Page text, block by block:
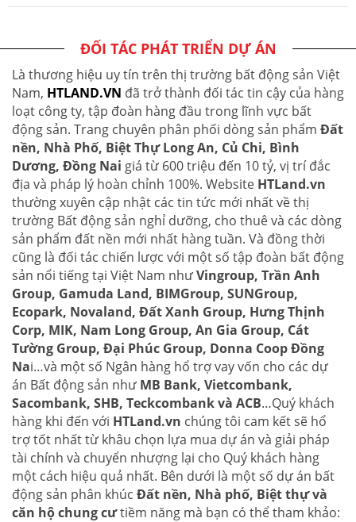
ĐỐI TÁC PHÁT TRIỂN DỰ ÁN
Là thương hiệu uy tín trên thị trường bất động sản Việt
Nam, HTLAND.VN đã trở thành đối tác tin cậy của hàng
loạt công ty, tập đoàn hàng đầu trong lĩnh vực bất
động sản. Trang chuyên phân phối dòng sản phẩm Đất
nền, Nhà Phố, Biệt Thự Long An, Củ Chi, Bình
Dương, Đồng Nai giá từ 600 triệu đến 10 tỷ, vị trí đắc
địa và pháp lý hoàn chỉnh 100%. Website HTLand.vn
thường xuyên cập nhật các tin tức mới nhất về thị
trường Bất động sản nghỉ dưỡng, cho thuê và các dòng
sản phẩm đất nền mới nhất hàng tuần. Và đồng thời
cũng là đối tác chiến lược với một số tập đoàn bất động
sản nổi tiếng tại Việt Nam nhưVingroup, Trần Anh
Group, Gamuda Land, BIMGroup, SUNGroup,
Ecopark, Novaland, Đất Xanh Group, Hưng Thịnh
Corp, MIK, Nam Long Group, An Gia Group, Cát
Tường Group, Đại Phúc Group, Donna Coop Đồng
Nai…và một số Ngân hàng hổ trợ vay vốn cho các dự
án Bất động sản như MB Bank, Vietcombank,
Sacombank, SHB, Teckcombank và ACB…Quý khách
hàng khi đến với HTLand.vn chúng tôi cam kết sẽ hổ
trợ tốt nhất từ khâu chọn lựa mua dự án và giải pháp
tài chính và chuyển nhượng lại cho Quý khách hàng
một cách hiệu quả nhất. Bên dưới là một số dự án bất
động sản phân khúc Đất nền, Nhà phố, Biệt thự và
căn hộ chung cưtiềm năng mà bạn có thể tham khảo: